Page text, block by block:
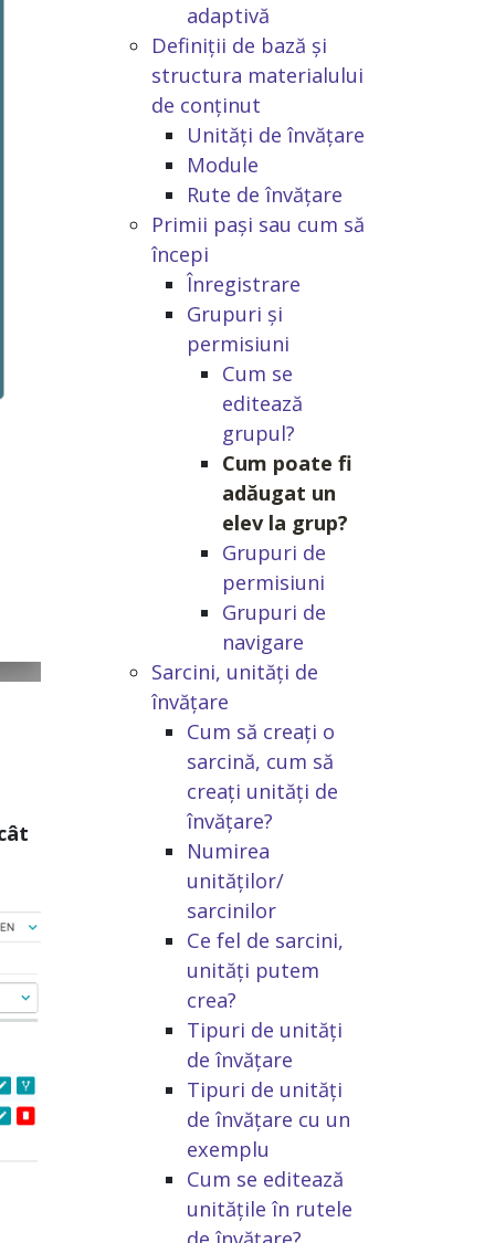
adaptivă
Definiții de bază și
structura materialului
de conținut
Unități de învățare
Module
Rute de învățare
Primii pași sau cum să
începi
Înregistrare
Grupuri și
permisiuni
Cum se
editează
grupul?
Cum poate fi
adăugat un
elev la grup?
Grupuri de
permisiuni
Grupuri de
navigare
Sarcini, unități de
învățare
Cum să creați o
sarcină, cum să
creați unități de
învățare?
Numirea
unităților/
sarcinilor
Ce fel de sarcini,
unități putem
crea?
Tipuri de unități
de învățare
Tipuri de unități
de învățare cu un
exemplu
Cum se editează
unitățile în rutele